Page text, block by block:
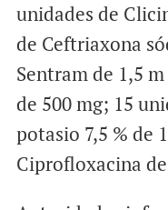
unidades de
de Ceftriaxona
Sentram de 1,5
de 500 mg; 15
potasio 7,5 % de
Ciprofloxacina